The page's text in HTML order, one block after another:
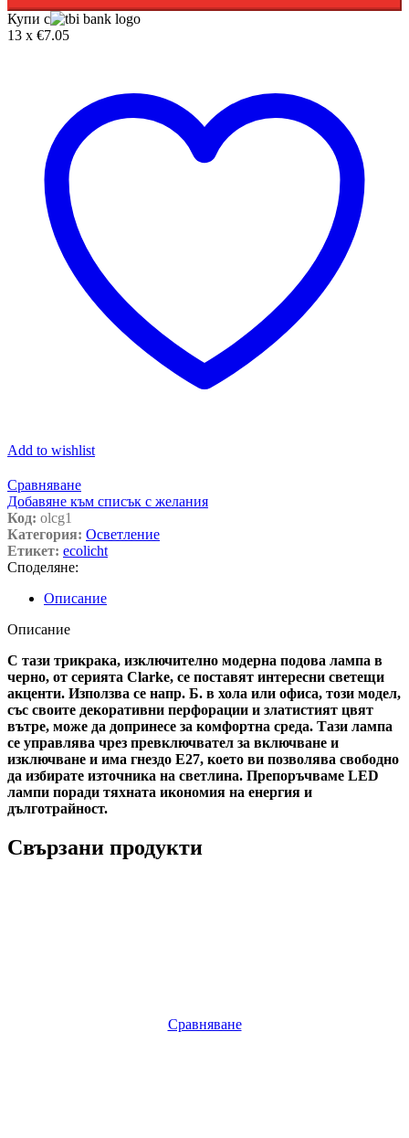
Купи с
13 x €7.05
Add to wishlist
Сравняване
Добавяне към списък с желания
Код: olcg1
Категория: Осветление
Етикет: ecolicht
Споделяне:
Описание
Описание
С тази трикрака, изключително модерна подова лампа в
черно, от серията Clarke, се поставят интересни светещи
акценти. Използва се напр. Б. в хола или офиса, този модел,
със своите декоративни перфорации и златистият цвят
вътре, може да допринесе за комфортна среда. Тази лампа
се управлява чрез превключвател за включване и
изключване и има гнездо E27, което ви позволява свободно
да избирате източника на светлина. Препоръчваме LED
лампи поради тяхната икономия на енергия и
дълготрайност.
Свързани продукти
Сравняване